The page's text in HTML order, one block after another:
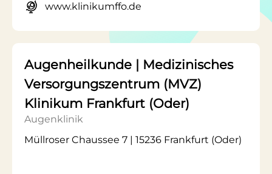
www.klinikumffo.de
Augenheilkunde | Medizinisches
Versorgungszentrum (MVZ)
Klinikum Frankfurt (Oder)
Augenklinik
Müllroser Chaussee 7 | 15236 Frankfurt (Oder)